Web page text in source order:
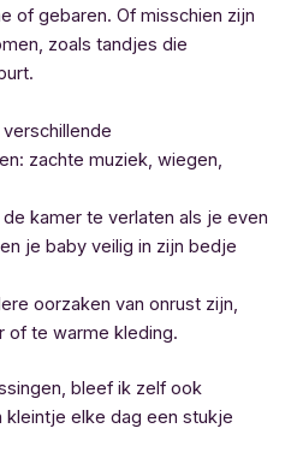
of gebaren. Of misschien zijn
zoals tandjes die
zachte muziek, wiegen,
kamer te verlaten als je even
je baby veilig in zijn bedje
oorzaken van onrust zijn,
of te warme kleding.
bleef ik zelf ook
elke dag een stukje